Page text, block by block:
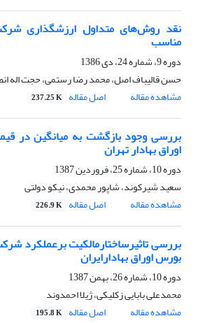
نقد روش‌های متداول ارزشگذاری
مناسب
دوره 9، شماره 24، دی 1386
حسن قالیباف اصل، محمد رضا رستمی، حجت اله
مشاهده مقاله
اصل مقاله 237.25 K
بررسی وجود بازگشت به میانگین در
اوراق بهادار تهران
دوره 10، شماره 25، فروردین 1387
سعید شیرکوند، شاپور محمدی، نیکو دولتی
مشاهده مقاله
اصل مقاله 226.9 K
بررسی تاثیرساختارمالکیت برعملکرد
بورس اوراق بهادارایران
دوره 10، شماره 26، بهمن 1387
محمدعلی بابایی زکلیکی، ژیلا احمدوند
مشاهده مقاله
اصل مقاله 195.8 K